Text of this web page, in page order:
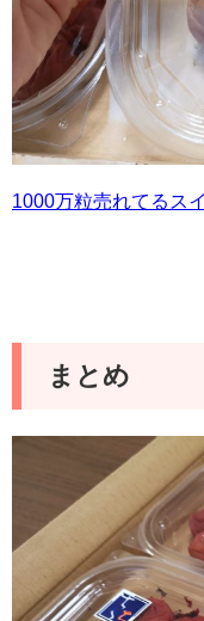
1000万粒売れてるス
まとめ